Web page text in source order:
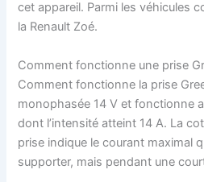
cet appareil. Parmi les véhicules
la Renault Zoé.
Comment fonctionne une prise
Comment fonctionne la prise
monophasée 14 V et fonctionne
dont l’intensité atteint 14 A. La
prise indique le courant maximal
supporter, mais pendant une